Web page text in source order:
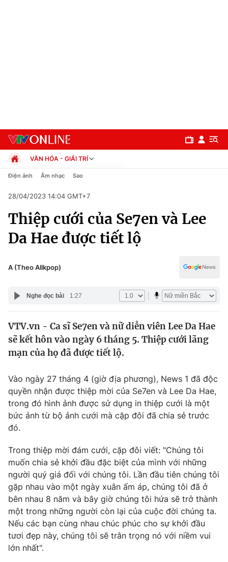
Chuyên mục
Chính trị
Pháp luật
Thế giới
Thế giới đó đây
Câu chuyện quốc tế
Kinh tế
Tài chính
Thị trường
Dữ liệu và đời sống
Phim VTV
Hậu trường
Nhân vật
Khán giả
Giải sao mai
Giải trí
Điện ảnh
Âm nhạc
Sao
Đời sống
Du lịch
Làm đẹp
Giáo dục
Tuyển sinh
VĂN HÓA - GIẢI TRÍ
Chính trị
Pháp luật
Kinh tế
Thể thao
Truyền hình
Y tế
Công nghệ
Điện ảnh Âm nhạc Sao
28/04/2023 14:04 GMT+7
Thiệp cưới của Se7en và Lee
Da Hae được tiết lộ
A (Theo Allkpop)
Nghe đọc bài 1:27
VTV.vn - Ca sĩ Se7en và nữ diễn viên Lee Da Hae
sẽ kết hôn vào ngày 6 tháng 5. Thiệp cưới lãng
mạn của họ đã được tiết lộ.
Vào ngày 27 tháng 4 (giờ địa phương), News 1 đã độc
quyền nhận được thiệp mời của Se7en và Lee Da Hae,
trong đó hình ảnh được sử dụng in thiệp cưới là một
bức ảnh từ bộ ảnh cưới mà cặp đôi đã chia sẻ trước
đó.
Trong thiệp mời đám cưới, cặp đôi viết: "Chúng tôi
muốn chia sẻ khởi đầu đặc biệt của mình với những
người quý giá đối với chúng tôi. Lần đầu tiên chúng tôi
gặp nhau vào một ngày xuân ấm áp, chúng tôi đã ở
bên nhau 8 năm và bây giờ chúng tôi hứa sẽ trở thành
một trong những người còn lại của cuộc đời chúng ta.
Nếu các bạn cùng nhau chúc phúc cho sự khởi đầu
tươi đẹp này, chúng tôi sẽ trân trọng nó với niềm vui
lớn nhất".